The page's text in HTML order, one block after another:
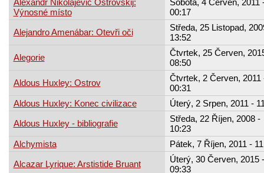
Výnosné místo
00:17
Alejandro Amenábar: Otevři oči
Středa, 25 Listopad,
13:52
Alegorie
Čtvrtek, 25 Červen,
08:50
Aldous Huxley: Ostrov
Čtvrtek, 2 Červen, 2011
00:31
Aldous Huxley: Konec civilizace
Úterý, 2 Srpen, 2011 -
Aldous Huxley - bibliografie
Středa, 22 Říjen, 2008 -
10:23
Alchymista
Pátek, 7 Říjen, 2011 -
Alcazar Lyrique: Arstistide Bruant
Úterý, 30 Červen, 2015 -
09:33